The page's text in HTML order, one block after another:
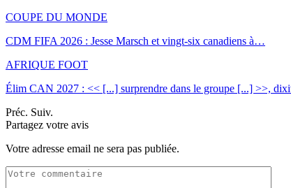
COUPE DU MONDE
CDM FIFA 2026 : Jesse Marsch et vingt-six canadiens à…
AFRIQUE FOOT
Élim CAN 2027 : << [...] surprendre dans le groupe [...] >>,
Préc. Suiv.
Partagez votre avis
Votre adresse email ne sera pas publiée.